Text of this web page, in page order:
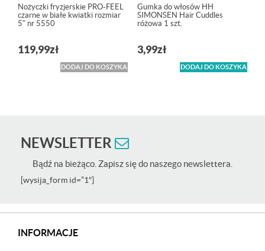
Nożyczki fryzjerskie PRO-FEEL
czarne w białe kwiatki rozmiar
5″ nr 5550
119,99zł
DODAJ DO KOSZYKA
Gumka do włosów HH
SIMONSEN Hair Cuddles
różowa 1 szt.
3,99zł
DODAJ DO KOSZYKA
NEWSLETTER
Bądź na bieżąco. Zapisz się do naszego newslettera.
[wysija_form id=”1″]
INFORMACJE